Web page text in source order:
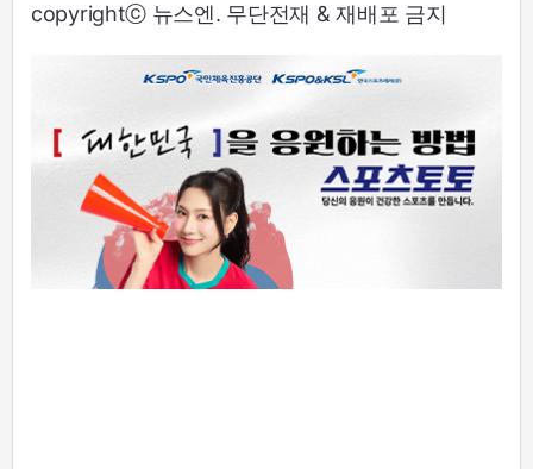
copyrightⓒ 뉴스엔. 무단전재 & 재배포 금지